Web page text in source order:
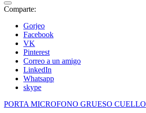
panel
panel
Comparte:
Gorjeo
Facebook
VK
Pinterest
Correo a un amigo
LinkedIn
Whatsapp
skype
PORTA MICROFONO GRUESO CUELLO